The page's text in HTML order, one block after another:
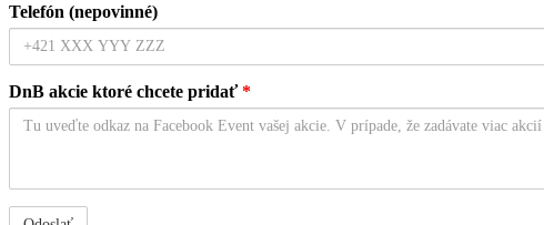
Telefón (nepovinné)
DnB akcie ktoré chcete pridať*